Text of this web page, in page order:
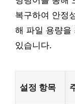
복구하여 안정
해 파일 용량을
있습니다.
설정 항목